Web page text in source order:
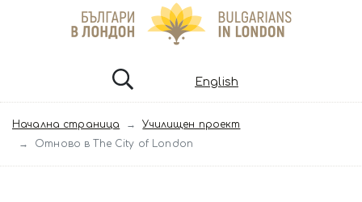
English
Начална страница
Училищен проект
Отново в The City of London